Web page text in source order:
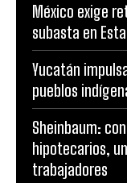
México exige
subasta en
Yucatán
pueblos
Sheinbaum:
hipotecarios,
trabajadores